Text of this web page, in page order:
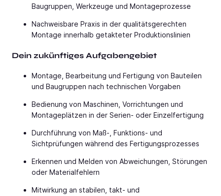
Baugruppen, Werkzeuge und Montageprozesse
Nachweisbare Praxis in der qualitätsgerechten
Montage innerhalb getakteter Produktionslinien
Dein zukünftiges Aufgabengebiet
Montage, Bearbeitung und Fertigung von Bauteilen
und Baugruppen nach technischen Vorgaben
Bedienung von Maschinen, Vorrichtungen und
Montageplätzen in der Serien- oder Einzelfertigung
Durchführung von Maß-, Funktions- und
Sichtprüfungen während des Fertigungsprozesses
Erkennen und Melden von Abweichungen, Störungen
oder Materialfehlern
Mitwirkung an stabilen, takt- und